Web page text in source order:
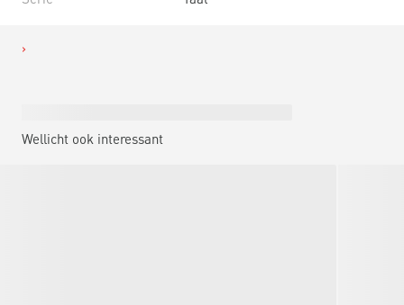
Wellicht ook interessant